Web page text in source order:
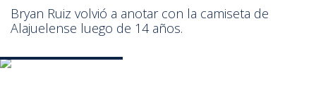
Bryan Ruiz volvió a anotar con la camiseta de
Alajuelense luego de 14 años.